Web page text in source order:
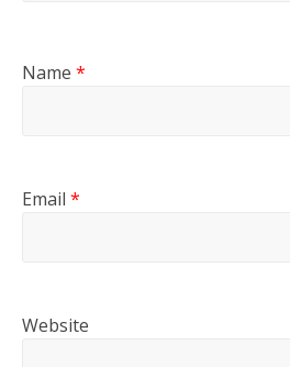
Name *
Email *
Website